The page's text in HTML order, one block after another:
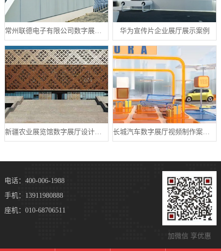
常州联德电子有限公司数字展厅设计案例 华为宣传片企业展厅展示案例
新疆农业展览馆数字展厅设计案例
加微信 享优惠
电话：400-006-1988
手机：13911980888
座机：010-68706511